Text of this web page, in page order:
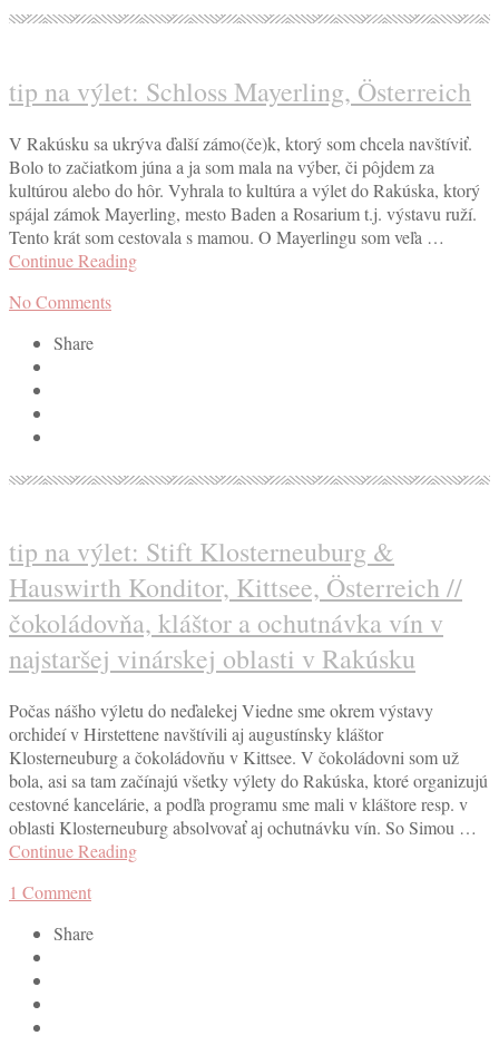
tip na výlet: Schloss Mayerling, Österreich
V Rakúsku sa ukrýva ďalší zámo(če)k, ktorý som chcela navštíviť.
Bolo to začiatkom júna a ja som mala na výber, či pôjdem za
kultúrou alebo do hôr. Vyhrala to kultúra a výlet do Rakúska, ktorý
spájal zámok Mayerling, mesto Baden a Rosarium t.j. výstavu ruží.
Tento krát som cestovala s mamou. O Mayerlingu som veľa …
Continue Reading
No Comments
Share
tip na výlet: Stift Klosterneuburg &
Hauswirth Konditor, Kittsee, Österreich //
čokoládovňa, kláštor a ochutnávka vín v
najstaršej vinárskej oblasti v Rakúsku
Počas nášho výletu do neďalekej Viedne sme okrem výstavy
orchideí v Hirstettene navštívili aj augustínsky kláštor
Klosterneuburg a čokoládovňu v Kittsee. V čokoládovni som už
bola, asi sa tam začínajú všetky výlety do Rakúska, ktoré organizujú
cestovné kancelárie, a podľa programu sme mali v kláštore resp. v
oblasti Klosterneuburg absolvovať aj ochutnávku vín. So Simou …
Continue Reading
1 Comment
Share